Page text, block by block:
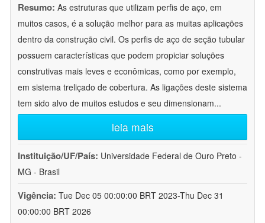
Resumo: As estruturas que utilizam perfis de aço, em
muitos casos, é a solução melhor para as muitas aplicações
dentro da construção civil. Os perfis de aço de seção tubular
possuem características que podem propiciar soluções
construtivas mais leves e econômicas, como por exemplo,
em sistema treliçado de cobertura. As ligações deste sistema
tem sido alvo de muitos estudos e seu dimensionam...
leia mais
Instituição/UF/País: Universidade Federal de Ouro Preto -
MG - Brasil
Vigência: Tue Dec 05 00:00:00 BRT 2023-Thu Dec 31
00:00:00 BRT 2026